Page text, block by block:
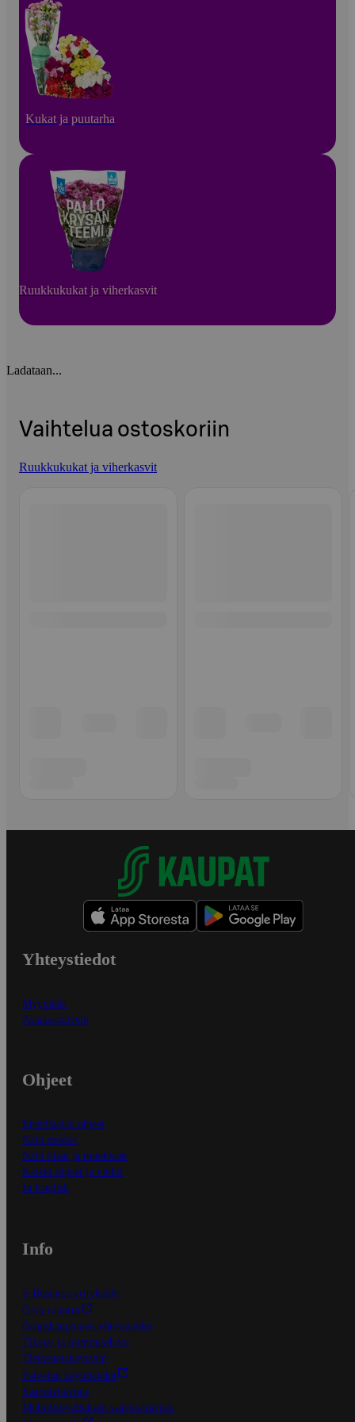
Kukat ja puutarha
Ruukkukukat ja viherkasvit
Ladataan...
Vaihtelua ostoskoriin
Ruukkukukat ja viherkasvit
Yhteystiedot
Myymälät
Asiakaspalvelu
Ohjeet
Ensitilaajan ohjeet
Näin maksat
Näin tilaat ja muokkaat
Kaikki ohjeet ja vinkit
In English
Info
S-Business yrityksille
Oiva-raportit
Osuuskauppojen yhteystiedot
Tilaus- ja toimitusehdot
Tietosuojakäytäntö
Palvelun käyttöehdot
Saavutettavuus
Mobiilisovelluksen saavutettavuus